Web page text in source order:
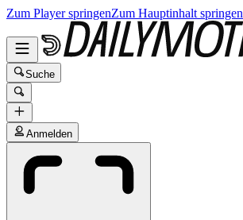
Zum Player springenZum Hauptinhalt springen
Suche
Anmelden